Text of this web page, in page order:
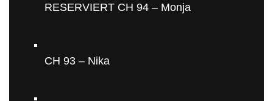
RESERVIERT CH 94 – Monja
CH 93 – Nika